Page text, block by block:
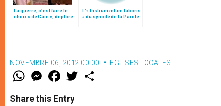
La guerre, c’est faire le
choix « de Caïn », déplore
L’« Instrumentum laboris
» du synode de la Parole
NOVEMBRE 06, 2012 00:00 EGLISES LOCALES
W
t
s
M
e
s
e
F
a
e
b
w
Share this Entry